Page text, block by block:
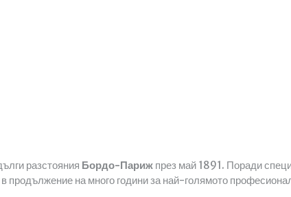
разстояния Бордо-Париж през май 1891. Поради
продължение на много години за най-голямото